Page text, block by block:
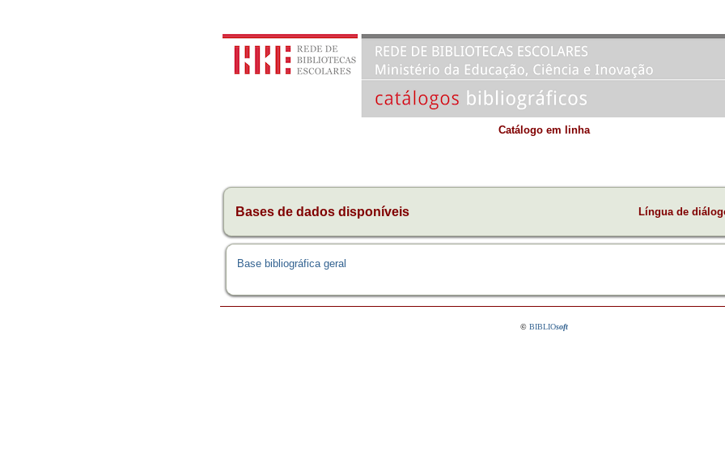
Catálogo em linha
Bases de dados disponíveis Língua de
Base bibliográfica geral
© BIBLIOsoft